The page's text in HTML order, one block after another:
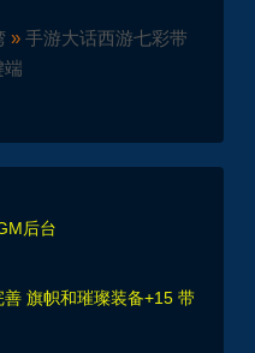
»手游大话西游七彩带
端
后台
旗帜和璀璨装备+15 带